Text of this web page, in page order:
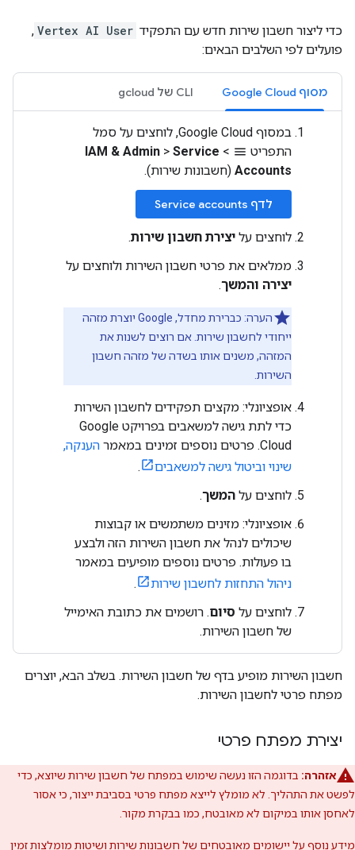
כדי ליצור חשבון שירות חדש עם התפקיד Vertex AI User
,
פועלים לפי השלבים הבאים:
מסוף Google Cloud ‫CLI של gcloud
במסוף Google Cloud, לוחצים על סמל
התפריט menu
>
IAM & Admin > Service
Accounts (חשבונות שירות).
לדף Service accounts
לוחצים על יצירת חשבון שירות.
ממלאים את פרטי חשבון השירות ולוחצים על
יצירה והמשך.
הערה: כברירת מחדל, Google יוצרת מזהה
ייחודי לחשבון שירות. אם רוצים לשנות את
המזהה, משנים אותו בשדה של מזהה חשבון
השירות.
אופציונלי: מקצים תפקידים לחשבון השירות
כדי לתת גישה למשאבים בפרויקט Google
Cloud. פרטים נוספים זמינים במאמר
הענקה,
שינוי וביטול גישה למשאבים
.
לוחצים על המשך.
אופציונלי: מזינים משתמשים או קבוצות
שיכולים לנהל את חשבון השירות הזה ולבצע
בו פעולות. פרטים נוספים מופיעים במאמר
ניהול התחזות לחשבון שירות
.
לוחצים על סיום. רושמים את כתובת האימייל
של חשבון השירות.
חשבון השירות מופיע בדף של חשבון השירות. בשלב הבא, יוצרים
מפתח פרטי לחשבון השירות.
יצירת מפתח פרטי
אזהרה: בדוגמה הזו נעשה שימוש במפתח של חשבון שירות שיוצא, כדי
לפשט את התהליך. לא מומלץ לייצא מפתח פרטי בסביבת ייצור, כי אסור
לאחסן אותו במיקום לא מאובטח, כמו בבקרת מקור.
מידע נוסף על יישומים מאובטחים של חשבונות שירות ושיטות מומלצות זמין